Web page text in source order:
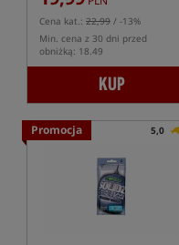
Cena kat.: 22,99 / -13%
Min. cena z 30 dni przed
obniżką: 18.49
KUP
Promocja 5,0